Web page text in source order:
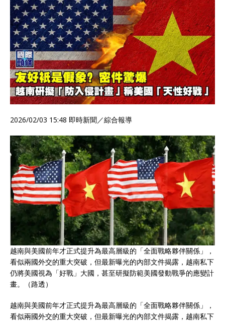
2026/02/03 15:48 即時新聞／綜合報導
越南與美國前年才正式提升為最高層級的「全面戰略夥伴關係」，
看似兩國外交的重大突破，但最新曝光的內部文件揭露，越南私下
仍將美國視為「好戰」大國，甚至研擬防範美國發動戰爭的應變計
畫。（路透）
越南與美國前年才正式提升為最高層級的「全面戰略夥伴關係」，
看似兩國外交的重大突破，但最新曝光的內部文件揭露，越南私下